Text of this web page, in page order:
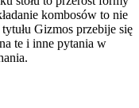
kombosów to nie
Gizmos przebije się
te i inne pytania w